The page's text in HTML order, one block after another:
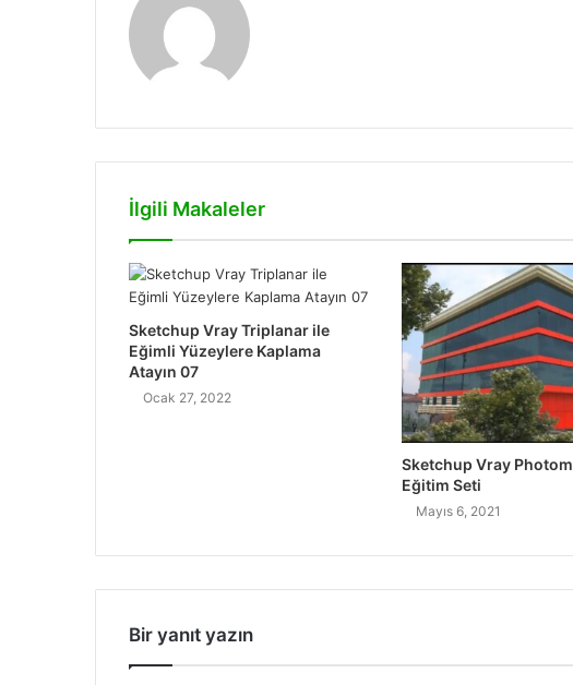
i
i
İlgili Makaleler
Sketchup Vray Triplanar ile
Eğimli Yüzeylere Kaplama
Atayın 07
Ocak 27, 2022
Sketchup Vray
Eğitim Seti
Mayıs 6, 2021
Bir yanıt yazın